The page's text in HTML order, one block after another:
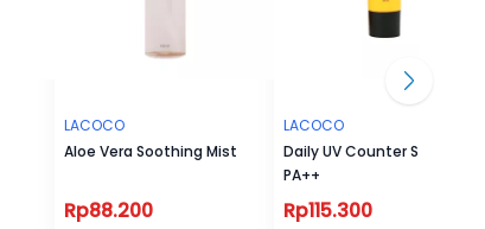
LACOCO
Aloe Vera Soothing Mist
Rp88.200
LACOCO
Daily UV Counter SPF 50
PA++
Rp115.300